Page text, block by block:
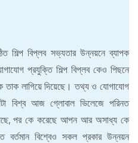
শিল্প বিপ্লব সভ্যতার উন্নয়নে ব্যাপক
প্রযুক্তি শিল্প বিপ্লব কেও পিছনে
তাক লাগিয়ে দিয়েছে। তথ্য ও যোগাযোগ
বিশ্ব আজ গ্লোবাল ভিলেজে পরিনত
পর কে করেছে আপন আর অসাধ্য কে
বিশ্বেও সকল প্রকার উন্নয়ন